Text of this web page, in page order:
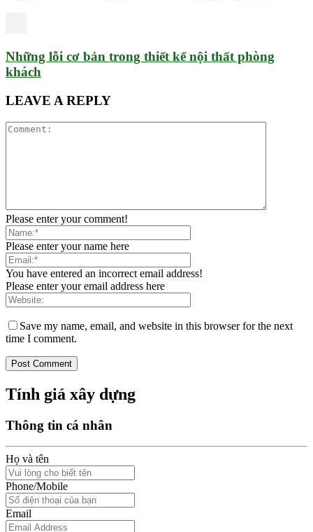
Những lỗi cơ bản trong thiết kế nội thất phòng
khách
LEAVE A REPLY
Please enter your comment!
Please enter your name here
You have entered an incorrect email address!
Please enter your email address here
Save my name, email, and website in this browser for the next
time I comment.
Tính giá xây dựng
Thông tin cá nhân
Họ và tên
Phone/Mobile
Email